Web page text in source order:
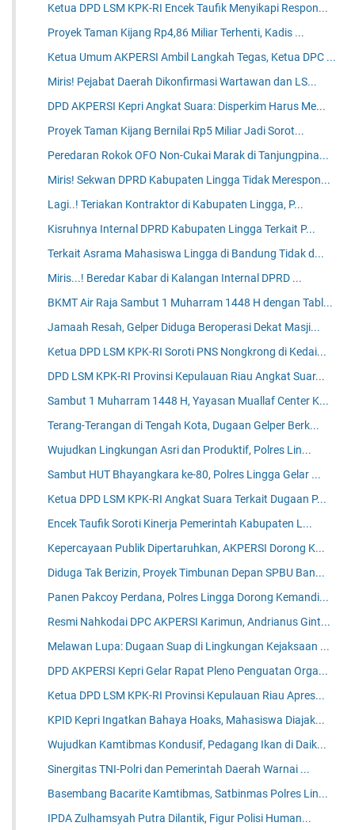
Ketua DPD LSM KPK-RI Encek Taufik Menyikapi Respon...
Proyek Taman Kijang Rp4,86 Miliar Terhenti, Kadis ...
Ketua Umum AKPERSI Ambil Langkah Tegas, Ketua DPC ...
Miris! Pejabat Daerah Dikonfirmasi Wartawan dan LS...
DPD AKPERSI Kepri Angkat Suara: Disperkim Harus Me...
Proyek Taman Kijang Bernilai Rp5 Miliar Jadi Sorot...
Peredaran Rokok OFO Non-Cukai Marak di Tanjungpina...
Miris! Sekwan DPRD Kabupaten Lingga Tidak Merespon...
Lagi..! Teriakan Kontraktor di Kabupaten Lingga, P...
Kisruhnya Internal DPRD Kabupaten Lingga Terkait P...
Terkait Asrama Mahasiswa Lingga di Bandung Tidak d...
Miris...! Beredar Kabar di Kalangan Internal DPRD ...
BKMT Air Raja Sambut 1 Muharram 1448 H dengan Tabl...
Jamaah Resah, Gelper Diduga Beroperasi Dekat Masji...
Ketua DPD LSM KPK-RI Soroti PNS Nongkrong di Kedai...
DPD LSM KPK-RI Provinsi Kepulauan Riau Angkat Suar...
Sambut 1 Muharram 1448 H, Yayasan Muallaf Center K...
Terang-Terangan di Tengah Kota, Dugaan Gelper Berk...
Wujudkan Lingkungan Asri dan Produktif, Polres Lin...
Sambut HUT Bhayangkara ke-80, Polres Lingga Gelar ...
Ketua DPD LSM KPK-RI Angkat Suara Terkait Dugaan P...
Encek Taufik Soroti Kinerja Pemerintah Kabupaten L...
Kepercayaan Publik Dipertaruhkan, AKPERSI Dorong K...
Diduga Tak Berizin, Proyek Timbunan Depan SPBU Ban...
Panen Pakcoy Perdana, Polres Lingga Dorong Kemandi...
Resmi Nahkodai DPC AKPERSI Karimun, Andrianus Gint...
Melawan Lupa: Dugaan Suap di Lingkungan Kejaksaan ...
DPD AKPERSI Kepri Gelar Rapat Pleno Penguatan Orga...
Ketua DPD LSM KPK-RI Provinsi Kepulauan Riau Apres...
KPID Kepri Ingatkan Bahaya Hoaks, Mahasiswa Diajak...
Wujudkan Kamtibmas Kondusif, Pedagang Ikan di Daik...
Sinergitas TNI-Polri dan Pemerintah Daerah Warnai ...
Basembang Bacarite Kamtibmas, Satbinmas Polres Lin...
IPDA Zulhamsyah Putra Dilantik, Figur Polisi Human...